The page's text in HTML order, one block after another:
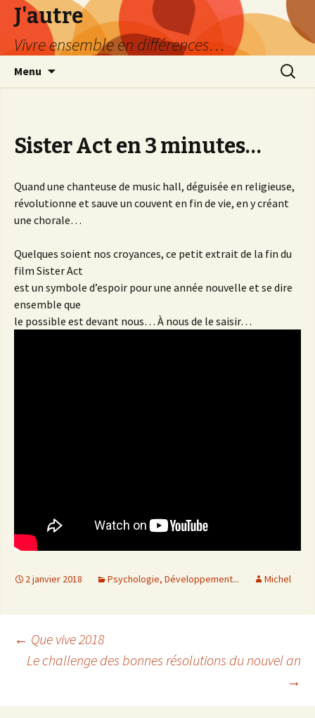
J'autre
Vivre ensemble en différences…
Menu
Sister Act en 3 minutes…
Quand une chanteuse de music hall, déguisée en religieuse,
révolutionne et sauve un couvent en fin de vie, en y créant
une chorale…
Quelques soient nos croyances, ce petit extrait de la fin du
film Sister Act
est un symbole d’espoir pour une année nouvelle et se dire
ensemble que
le possible est devant nous… À nous de le saisir…
2 janvier 2018 Psychologie, Développement... Michel
Navigation
← Que vive 2018
Le challenge des bonnes résolutions du nouvel an
→